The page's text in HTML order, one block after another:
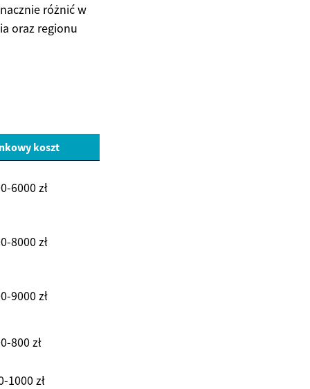
różnić w
oraz regionu
koszt
6000 zł
8000 zł
9000 zł
800 zł
1000 zł